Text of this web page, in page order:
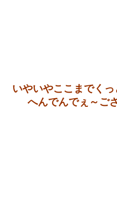
いやいやここまでく
へんでんでぇ～ご